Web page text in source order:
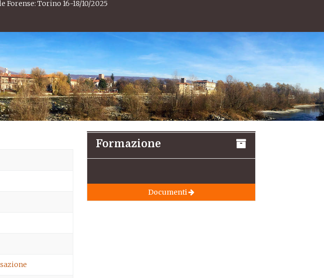
Forense: Torino 16-18/10/2025
Formazione
Documenti